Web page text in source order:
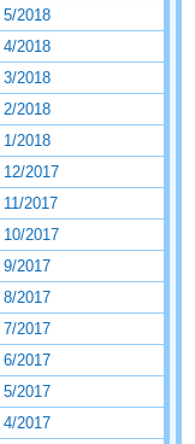
2018
2018
2018
2018
2018
2017
2017
2017
2017
2017
2017
2017
2017
2017